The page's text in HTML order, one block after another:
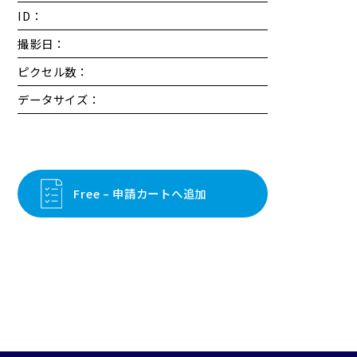
ID：
撮影日：
ピクセル数：
データサイズ：
Free – 申請カートへ追加